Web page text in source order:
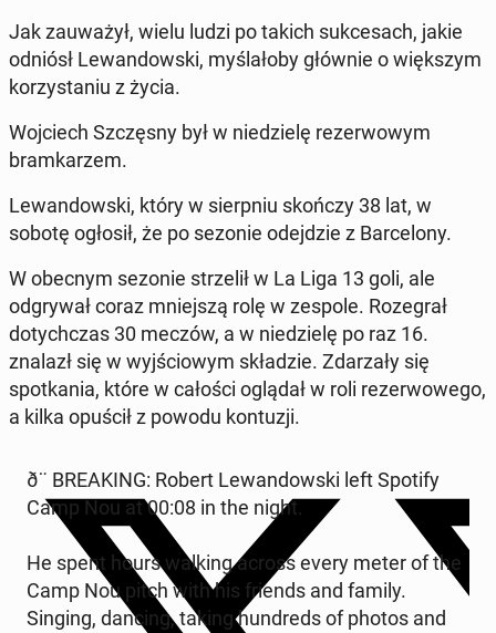
Jak za­uważył, wielu ludzi po takich sukce­sach, jakie
odniósł Lewandows­ki, myślało­by głównie o więk­szym
ko­rzys­ta­niu z życia.
Wo­j­ciech Szczęs­ny był w niedzielę rez­er­wowym
bramkarzem.
Lewandows­ki, który w sierp­niu skończy 38 lat, w
sobotę ogłosił, że po sezonie ode­jdzie z Barcelony.
W obecnym sezonie strzelił w La Liga 13 goli, ale
odgry­wał coraz mniejszą rolę w zespole. Roze­grał
doty­chczas 30 meczów, a w niedzielę po raz 16.
znalazł się w wyjś­ciowym składzie. Zdarza­ły się
spotka­nia, które w całości oglądał w roli rez­er­wowego,
a kilka opuścił z powodu kon­tuzji.
ð¨ BREAK­ING: Robert Lewandows­ki left Spotify
Camp Nou at 00:08 in the night.
He spent hours walking across every meter of the
Camp Nou pitch with his friends and family.
Singing, dancing, taking hun­dreds of photos and